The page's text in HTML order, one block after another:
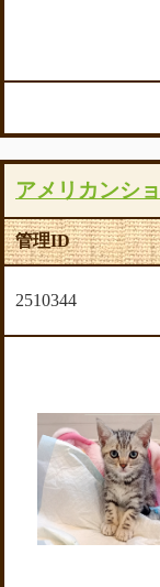
アメリカンシ
管理ID
2510344